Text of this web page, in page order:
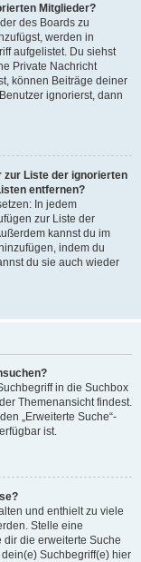
Mitglieder?
des Boards zu
werden in
aufgelistet. Du siehst
Private Nachricht
können Beiträge deiner
ignorierst, dann
zur Liste der ignorierten
entfernen?
In jedem
zur Liste der
kannst du im
indem du
du sie auch wieder
in die Suchbox
Themenansicht findest.
„Erweiterte Suche“-
ist.
und enthielt zu viele
Stelle eine
die erweiterte Suche
Suchbegriff(e) hier